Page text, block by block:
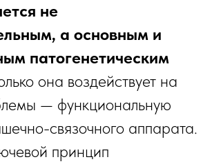
не
а основным и
патогенетическим
она воздействует на
— функциональную
связочного аппарата.
принцип